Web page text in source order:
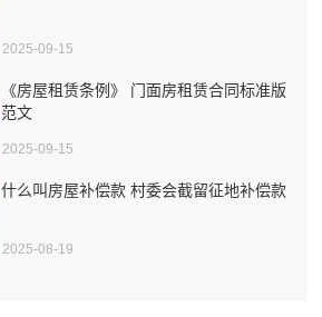
2025-09-15
《房屋租赁条例》 门面房租赁合同标准版
范文
2025-09-15
什么叫房屋补偿款 村委会截留征地补偿款
2025-08-19